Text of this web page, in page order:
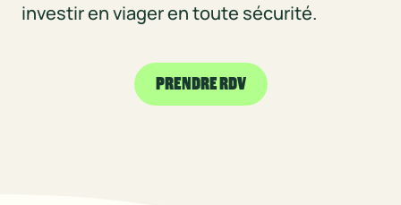
investir en viager en toute sécurité.
PRENDRE RDV